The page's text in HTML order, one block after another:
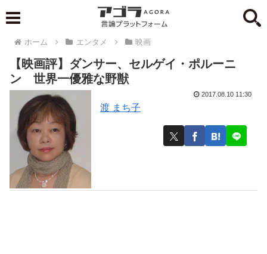
ホーム エンタメ 映画
【映画評】ダンサー、セルゲイ・ポルーニ
ン 世界一優雅な野獣
渡 まち子
2017.08.10 11:30